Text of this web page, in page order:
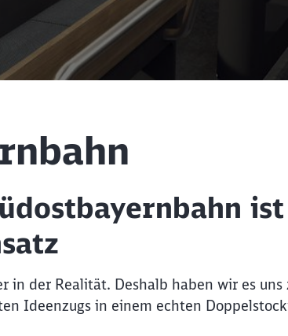
in der Realität. Deshalb haben wir es uns
Ideenzugs in einem echten